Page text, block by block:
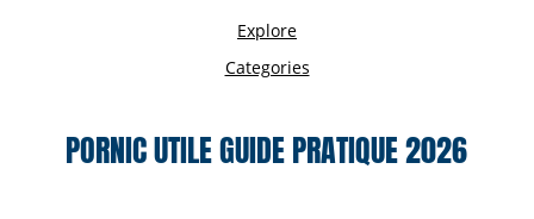
PORNIC UTILE GUIDE PRATIQUE 2026